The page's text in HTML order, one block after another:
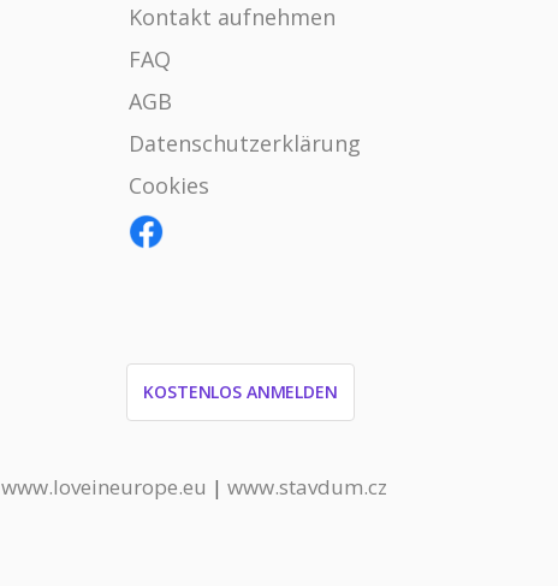
Kontakt aufnehmen
FAQ
AGB
Datenschutzerklärung
Cookies
KOSTENLOS ANMELDEN
www.loveineurope.eu | www.stavdum.cz